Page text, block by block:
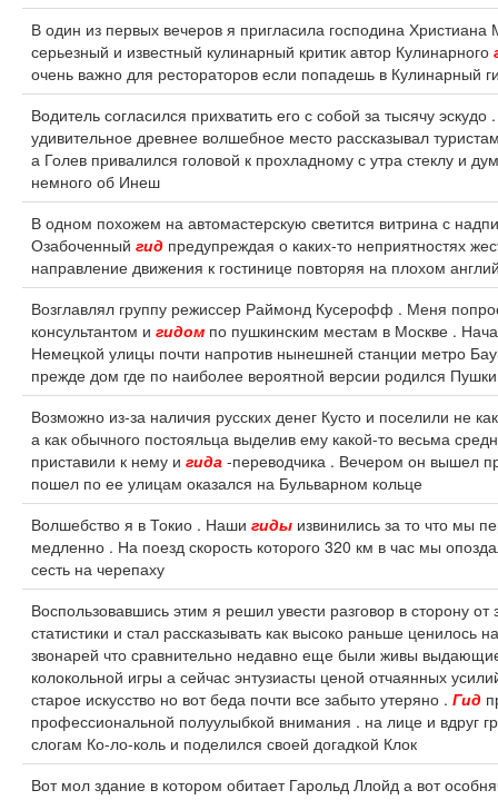
В один из первых вечеров я пригласила господина
серьезный и известный кулинарный критик автор Кулинарного
очень важно для рестораторов если попадешь в Кулинарный
Водитель согласился прихватить его с собой за тысячу эскудо
удивительное древнее волшебное место рассказывал
а Голев привалился головой к прохладному с утра стеклу и
немного об Инеш
В одном похожем на автомастерскую светится витрина с
Озабоченный гид предупреждая о каких-то неприятностях
направление движения к гостинице повторяя на плохом
Возглавлял группу режиссер Раймонд Кусерофф . Меня
консультантом и гидом по пушкинским местам в Москве .
Немецкой улицы почти напротив нынешней станции метро
прежде дом где по наиболее вероятной версии родился
Возможно из-за наличия русских денег Кусто и поселили не
а как обычного постояльца выделив ему какой-то весьма
приставили к нему и гида -переводчика . Вечером он вышел
пошел по ее улицам оказался на Бульварном кольце
Волшебство я в Токио . Наши гиды извинились за то что мы
медленно . На поезд скорость которого 320 км в час мы
сесть на черепаху
Воспользовавшись этим я решил увести разговор в сторону от
статистики и стал рассказывать как высоко раньше ценилось
звонарей что сравнительно недавно еще были живы
колокольной игры а сейчас энтузиасты ценой отчаянных
старое искусство но вот беда почти все забыто утеряно . Гид
профессиональной полуулыбкой внимания . на лице и вдруг
слогам Ко-ло-коль и поделился своей догадкой Клок
Вот мол здание в котором обитает Гарольд Ллойд а вот